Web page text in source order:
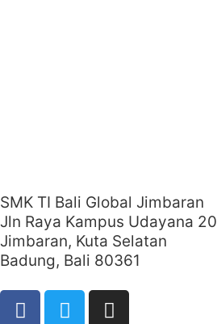
SMK TI Bali Global Jimbaran
Jln Raya Kampus Udayana 20
Jimbaran, Kuta Selatan
Badung, Bali 80361